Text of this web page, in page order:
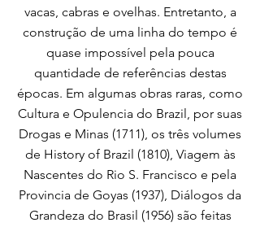
vacas, cabras e ovelhas. Entretanto, a
construção de uma linha do tempo é
quase impossível pela pouca
quantidade de referências destas
épocas. Em algumas obras raras, como
Cultura e Opulencia do Brazil, por suas
Drogas e Minas (1711), os três volumes
de History of Brazil (1810), Viagem às
Nascentes do Rio S. Francisco e pela
Provincia de Goyas (1937), Diálogos da
Grandeza do Brasil (1956) são feitas